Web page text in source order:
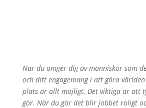
När du omger dig av människor som
och ditt engagemang i att göra
plats är allt möjligt. Det viktiga är att
gör. När du gör det blir jobbet roligt